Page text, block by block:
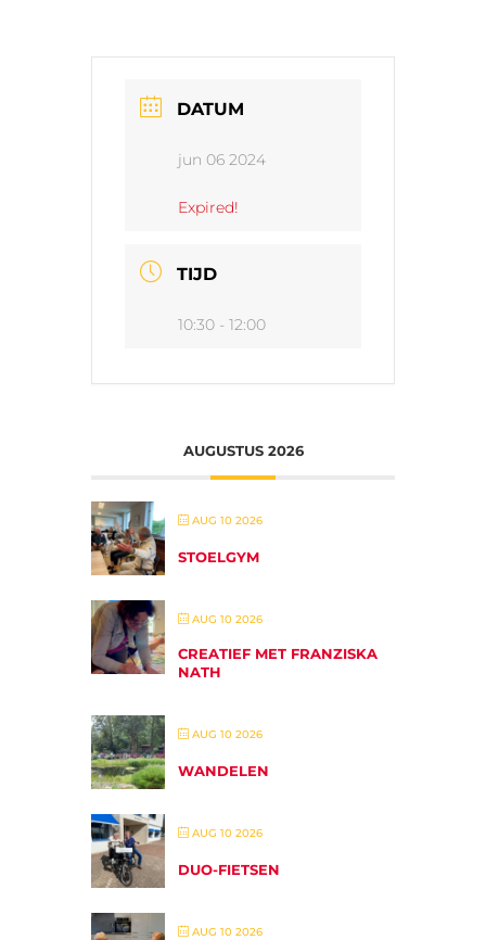
DATUM
jun 06 2024
Expired!
TIJD
10:30 - 12:00
AUGUSTUS 2026
AUG 10 2026
STOELGYM
AUG 10 2026
CREATIEF MET FRANZISKA
NATH
AUG 10 2026
WANDELEN
AUG 10 2026
DUO-FIETSEN
AUG 10 2026